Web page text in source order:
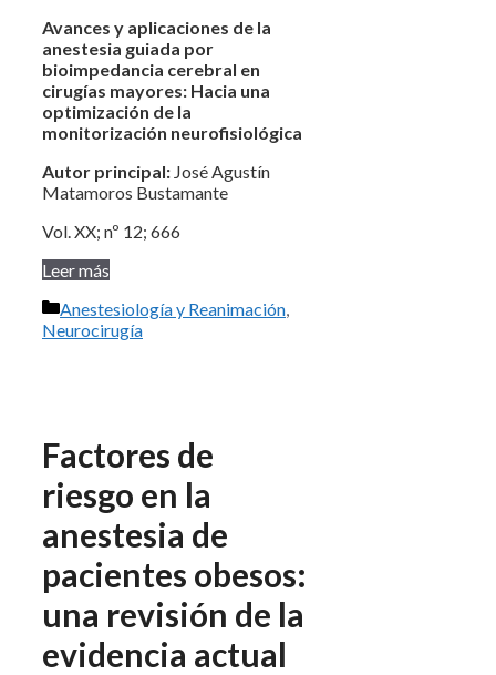
Avances y aplicaciones de la
anestesia guiada por
bioimpedancia cerebral en
cirugías mayores: Hacia una
optimización de la
monitorización neurofisiológica
Autor principal: José Agustín
Matamoros Bustamante
Vol. XX; nº 12; 666
Leer más
Categorías
Anestesiología y Reanimación,
Neurocirugía
Factores de
riesgo en la
anestesia de
pacientes obesos:
una revisión de la
evidencia actual